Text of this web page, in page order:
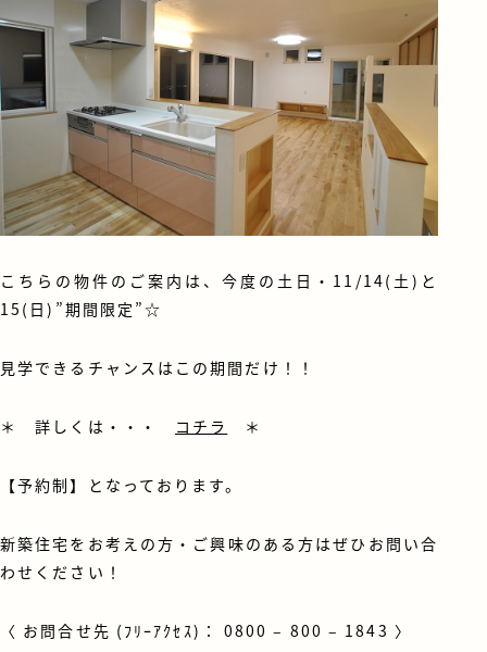
こちらの物件のご案内は、今度の土日・11/14(土)と
15(日)”期間限定”☆
見学できるチャンスはこの期間だけ！！
＊ 詳しくは・・・ コチラ ＊
【予約制】となっております。
新築住宅をお考えの方・ご興味のある方はぜひお問い合
わせください！
〈 お問合せ先 (ﾌﾘｰｱｸｾｽ)： 0800 – 800 – 1843 〉